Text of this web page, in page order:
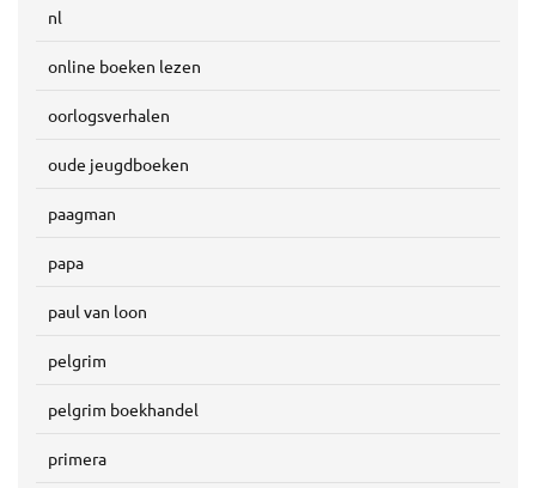
nl
online boeken lezen
oorlogsverhalen
oude jeugdboeken
paagman
papa
paul van loon
pelgrim
pelgrim boekhandel
primera